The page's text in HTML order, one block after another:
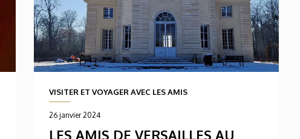
VISITER ET VOYAGER AVEC LES AMIS
26 janvier 2024
LES AMIS DE VERSAILLES AU